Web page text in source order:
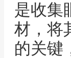
是收集
材，将
的关键